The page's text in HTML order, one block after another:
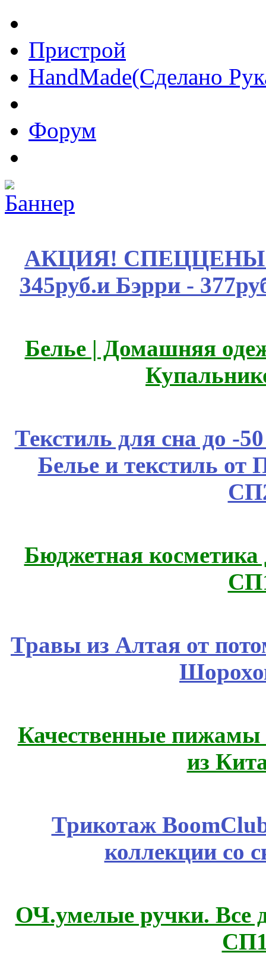
Пристрой
HandMade(Сделано
Форум
АКЦИЯ! СПЕЦЦЕНЫ
345руб.и Бэрри -
Белье | Домашняя
Текстиль для сна до
Белье и текстиль от
Бюджетная косметика
Травы из Алтая от
Качественные пижамы
из
Трикотаж
коллекции со
ОЧ.умелые ручки. Все